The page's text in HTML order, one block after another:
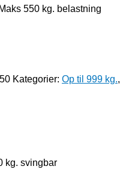
550 kg. belastning
Kategorier: Op til 999 kg.,
kg. svingbar